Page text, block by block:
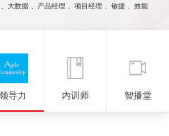
、 大数据 、 产品经理 、 项目经理 、 敏捷 、 效能
领导力 内训师 智播堂